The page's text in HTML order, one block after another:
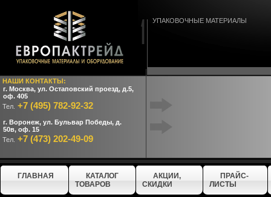
НАШИ КОНТАКТЫ:
г. Москва, ул. Остаповский проезд, д.5,
оф. 405
Тел. +7 (495) 782-92-32
г. Воронеж, ул. Бульвар Победы, д.
50в, оф. 15
Тел. +7 (473) 202-49-09
УПАКОВОЧНЫЕ МАТЕРИАЛЫ
ГЛАВНАЯ
КАТАЛОГ
ТОВАРОВ
АКЦИИ,
СКИДКИ
ПРАЙС-
ЛИСТЫ